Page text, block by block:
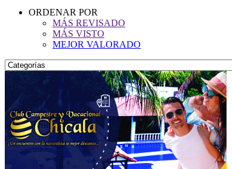
ORDENAR POR
MÁS REVISADO
MÁS VISTO
MEJOR VALORADO